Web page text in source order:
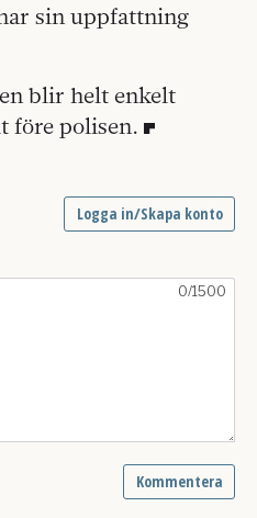
sin uppfattning
blir helt enkelt
före polisen.